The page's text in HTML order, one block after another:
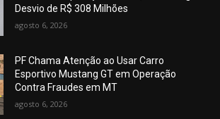
Desvio de R$ 308 Milhões
agosto 6, 2026
PF Chama Atenção ao Usar Carro
Esportivo Mustang GT em Operação
Contra Fraudes em MT
agosto 6, 2026